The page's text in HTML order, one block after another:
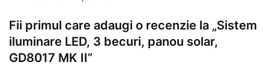
Fii primul care adaugi o recenzie la „Sistem
iluminare LED, 3 becuri, panou solar,
GD8017 MK II”